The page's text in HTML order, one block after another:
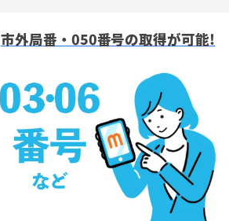
市外局番・050番号の取得が可能!